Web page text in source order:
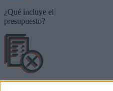
¿Qué incluye el
presupuesto?